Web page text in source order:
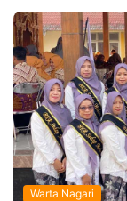
Warta Nagari